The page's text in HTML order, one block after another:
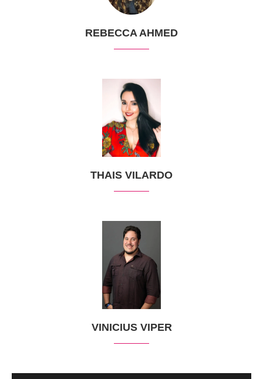
REBECCA AHMED
THAIS VILARDO
VINICIUS VIPER